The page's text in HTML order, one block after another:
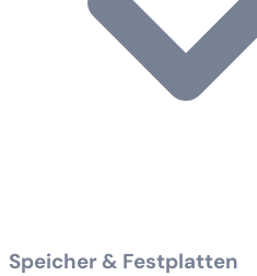
Speicher & Festplatten